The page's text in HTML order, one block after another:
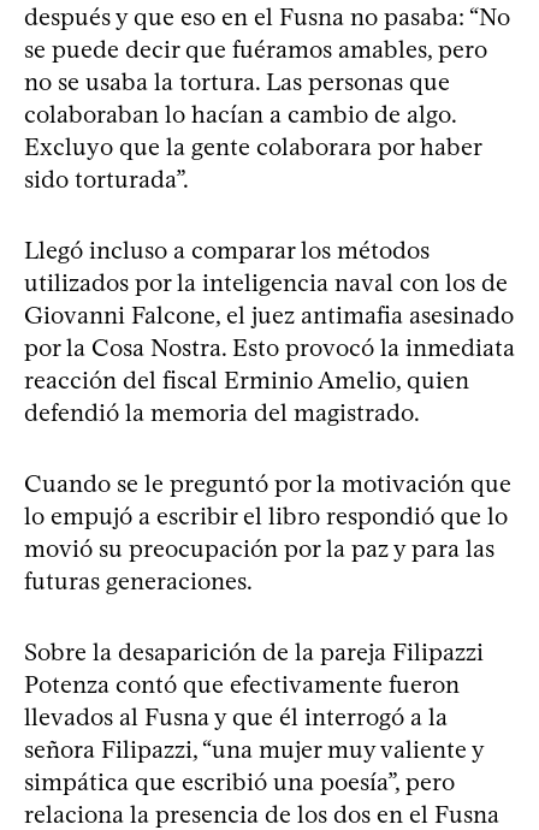
después y que eso en el Fusna no pasaba: “No
se puede decir que fuéramos amables, pero
no se usaba la tortura. Las personas que
colaboraban lo hacían a cambio de algo.
Excluyo que la gente colaborara por haber
sido torturada”.
Llegó incluso a comparar los métodos
utilizados por la inteligencia naval con los de
Giovanni Falcone, el juez antimafia asesinado
por la Cosa Nostra. Esto provocó la inmediata
reacción del fiscal Erminio Amelio, quien
defendió la memoria del magistrado.
Cuando se le preguntó por la motivación que
lo empujó a escribir el libro respondió que lo
movió su preocupación por la paz y para las
futuras generaciones.
Sobre la desaparición de la pareja Filipazzi
Potenza contó que efectivamente fueron
llevados al Fusna y que él interrogó a la
señora Filipazzi, “una mujer muy valiente y
simpática que escribió una poesía”, pero
relaciona la presencia de los dos en el Fusna